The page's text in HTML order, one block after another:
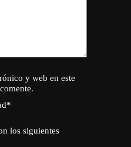
y web en este
*
los siguientes